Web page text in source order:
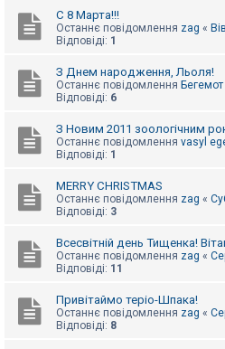
С 8 Марта!!!
Останнє повідомлення zag «
Відповіді: 1
З Днем народження, Льоля!
Останнє повідомлення Бегемот
Відповіді: 6
З Новим 2011 зоологічним
Останнє повідомлення vasyl
Відповіді: 1
MERRY CHRISTMAS
Останнє повідомлення zag «
Відповіді: 3
Всесвітній день Тищенка!
Останнє повідомлення zag «
Відповіді: 11
Привітаймо теріо-Шпака!
Останнє повідомлення zag «
Відповіді: 8